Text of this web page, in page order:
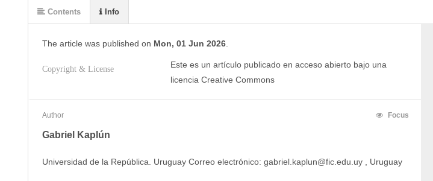
The article was published on Mon, 01 Jun 2026
Copyright & License
Este es un artículo publicado en acceso abierto bajo una
licencia Creative Commons
Author Focus
Gabriel Kaplún
Universidad de la República. Uruguay Correo electrónico: gabriel.kaplun@fic.edu.uy , Uruguay
Contents Info